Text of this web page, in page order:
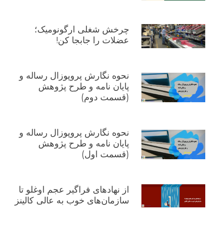
چرخش شغلی ارگونومیک؛
عضلات را جابجا کن!
نحوه نگارش پروپوزال رساله و
پایان نامه و طرح پژوهش
(قسمت دوم)
نحوه نگارش پروپوزال رساله و
پایان نامه و طرح پژوهش
(قسمت اول)
از نهادهای فراگیر عجم اوغلو تا
سازمان‌های خوب به عالی کالینز